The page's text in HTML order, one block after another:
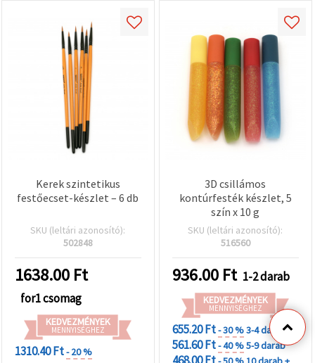
Kerek szintetikus
festőecset-készlet – 6 db
SKU (leltári azonosító):
502848
1638.00 Ft
for1 csomag
KEDVEZMÉNYEK
MENNYISÉGHEZ
1310.40 Ft- 20 %
3D csillámos
kontúrfesték készlet, 5
szín x 10 g
SKU (leltári azonosító):
516560
936.00 Ft 1-2 darab
KEDVEZMÉNYEK
MENNYISÉGHEZ
655.20 Ft- 30 %3-4 darab
561.60 Ft- 40 %5-9 darab